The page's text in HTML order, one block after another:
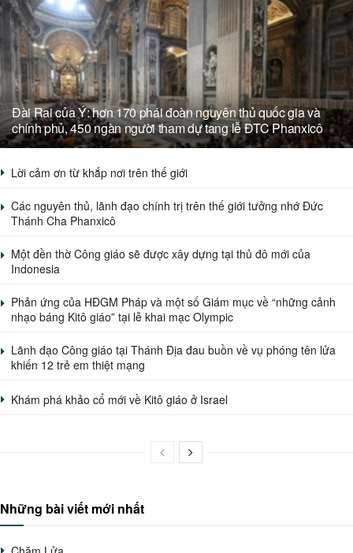
Đài Rai của Ý: hơn 170 phái đoàn nguyên thủ quốc gia và
chính phủ, 450 ngàn người tham dự tang lễ ĐTC Phanxicô
Lời cảm ơn từ khắp nơi trên thế giới
Các nguyên thủ, lãnh đạo chính trị trên thế giới tưởng nhớ Đức
Thánh Cha Phanxicô
Một đền thờ Công giáo sẽ được xây dựng tại thủ đô mới của
Indonesia
Phản ứng của HĐGM Pháp và một số Giám mục về “những cảnh
nhạo báng Kitô giáo” tại lễ khai mạc Olympic
Lãnh đạo Công giáo tại Thánh Địa đau buồn về vụ phóng tên lửa
khiến 12 trẻ em thiệt mạng
Khám phá khảo cổ mới về Kitô giáo ở Israel
Những bài viết mới nhất